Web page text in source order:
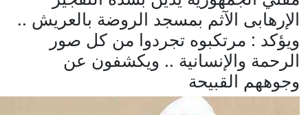
الإرهابى الآثم بمسجد الروضة بالعريش ..
ويؤكد : مرتكبوه تجردوا من كل صور
الرحمة والإنسانية .. ويكشفون عن
وجوههم القبيحة